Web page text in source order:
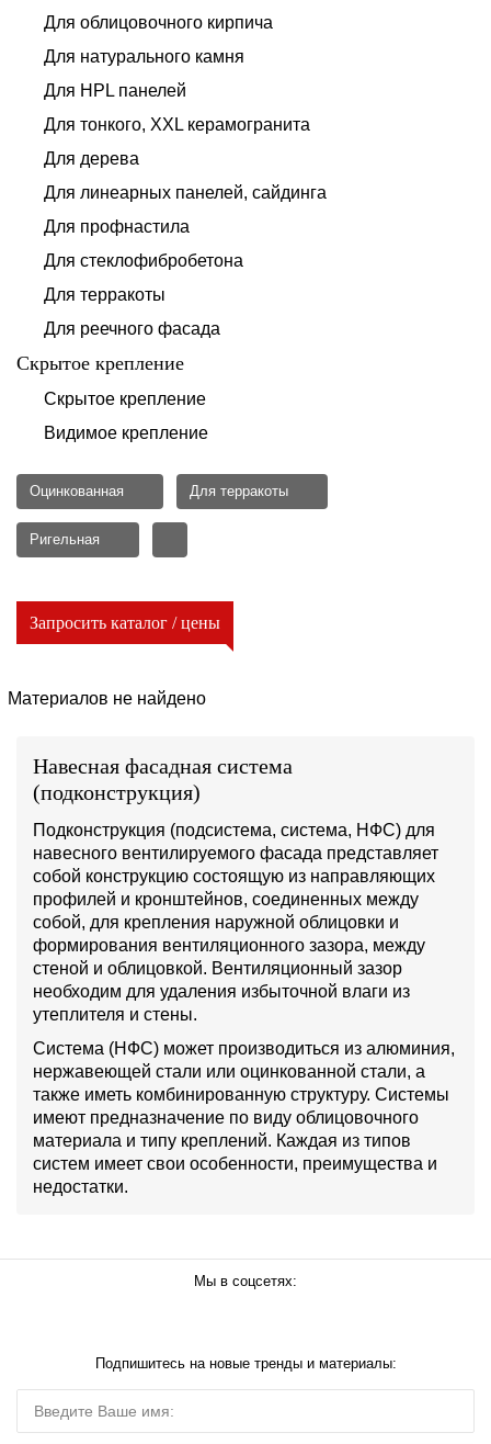
Для облицовочного кирпича
Для натурального камня
Для HPL панелей
Для тонкого, XXL керамогранита
Для дерева
Для линеарных панелей, сайдинга
Для профнастила
Для стеклофибробетона
Для терракоты
Для реечного фасада
Скрытое крепление
Скрытое крепление
Видимое крепление
Оцинкованная Для терракоты
Ригельная
Запросить каталог / цены
Материалов не найдено
Навесная фасадная система
(подконструкция)
Подконструкция (подсистема, система, НФС) для
навесного вентилируемого фасада представляет
собой конструкцию состоящую из направляющих
профилей и кронштейнов, соединенных между
собой, для крепления наружной облицовки и
формирования вентиляционного зазора, между
стеной и облицовкой. Вентиляционный зазор
необходим для удаления избыточной влаги из
утеплителя и стены.
Система (НФС) может производиться из алюминия,
нержавеющей стали или оцинкованной стали, а
также иметь комбинированную структуру. Системы
имеют предназначение по виду облицовочного
материала и типу креплений. Каждая из типов
систем имеет свои особенности, преимущества и
недостатки.
Мы в соцсетях:
Подпишитесь на новые тренды и материалы: